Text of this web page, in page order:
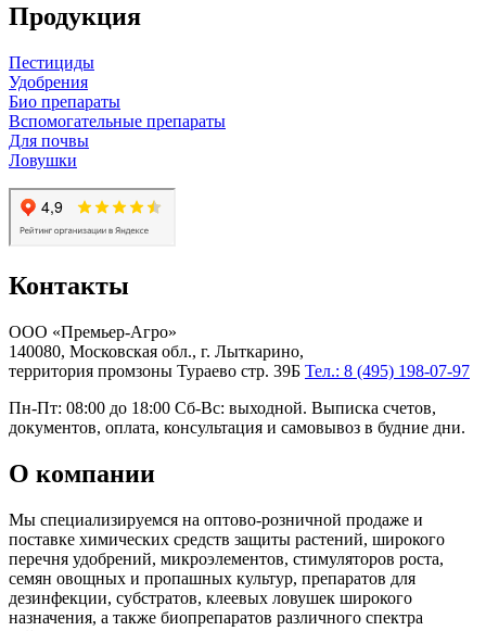
Продукция
Пестициды
Удобрения
Био препараты
Вспомогательные препараты
Для почвы
Ловушки
Контакты
ООО «Премьер-Агро»
140080, Московская обл., г. Лыткарино,
территория промзоны Тураево стр. 39Б Тел.: 8 (495) 198-07-97
Пн-Пт: 08:00 до 18:00 Сб-Вс: выходной. Выписка счетов,
документов, оплата, консультация и самовывоз в будние дни.
О компании
Мы специализируемся на оптово-розничной продаже и
поставке химических средств защиты растений, широкого
перечня удобрений, микроэлементов, стимуляторов роста,
семян овощных и пропашных культур, препаратов для
дезинфекции, субстратов, клеевых ловушек широкого
назначения, а также биопрепаратов различного спектра